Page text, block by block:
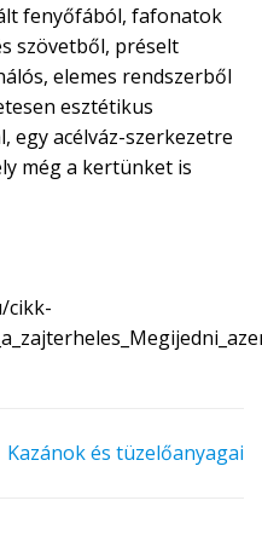
fenyőfából, fafonatok
szövetből, préselt
elemes rendszerből
esztétikus
egy acélváz-szerkezetre
még a kertünket is
cikk-
Kazánok és tüzelőanyagai